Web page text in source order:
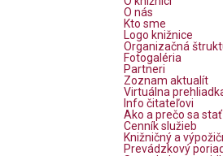
O nás
Kto sme
Logo knižnice
Organizačná
Fotogaléria
Partneri
Zoznam aktualít
Virtuálna
Info čitateľovi
Ako a prečo sa
Cenník služieb
Knižničný a
Prevádzkový